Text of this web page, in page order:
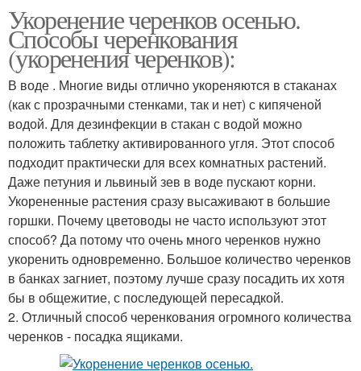
Укоренение черенков осенью.
Способы черенкования
(укоренения черенков):
В воде . Многие виды отлично укореняются в стаканах
(как с прозрачными стенками, так и нет) с кипяченой
водой. Для дезинфекции в стакан с водой можно
положить таблетку активированного угля. Этот способ
подходит практически для всех комнатных растений.
Даже петуния и львиный зев в воде пускают корни.
Укорененные растения сразу высаживают в большие
горшки. Почему цветоводы не часто используют этот
способ? Да потому что очень много черенков нужно
укоренить одновременно. Большое количество черенков
в банках загниет, поэтому лучше сразу посадить их хотя
бы в общежитие, с последующей пересадкой.
2. Отличный способ черенкования огромного количества
черенков - посадка ящиками.